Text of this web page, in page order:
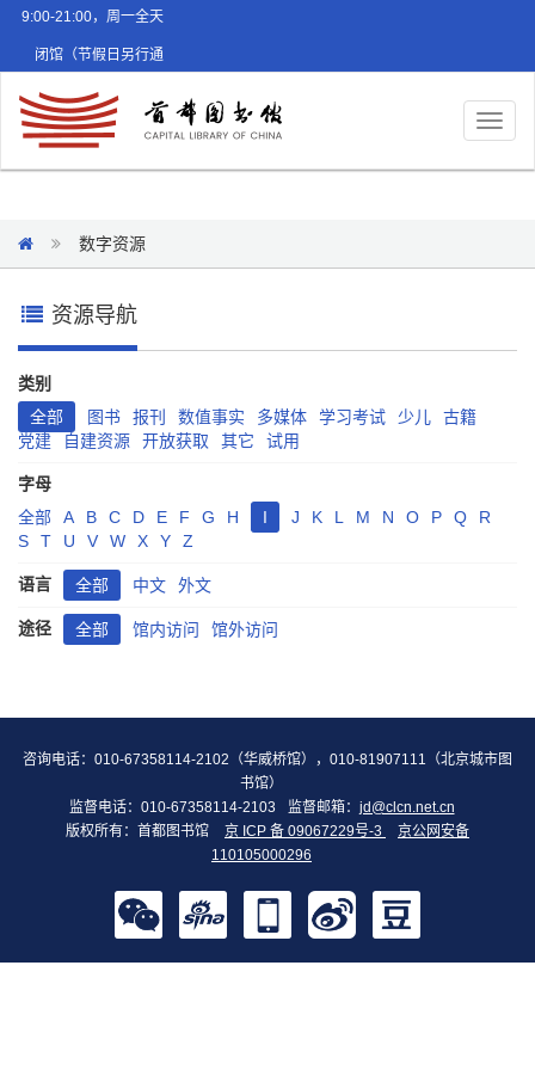
9:00-21:00，周一全天
闭馆（节假日另行通
数字资源
资源导航
类别
全部
图书 报刊 数值事实 多媒体 学习考试 少儿
古籍
党建
自建资源 开放获取 其它 试用
字母
全部
A B C D E F G H I J K L M N O P Q
R
S
T U V W X Y Z
语言 全部 中文 外文
途径 全部 馆内访问 馆外访问
咨询电话：010-67358114-2102（华威桥馆），010-81907111（北京城市图
书馆）
监督电话：010-67358114-2103
监督邮箱： jd@clcn.net.cn
版权所有：首都图书馆
京 ICP 备 09067229号-3
京公网安备
110105000296